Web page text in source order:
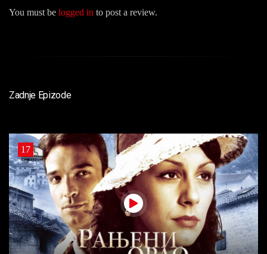
You must be logged in to post a review.
Zadnje Epizode
17